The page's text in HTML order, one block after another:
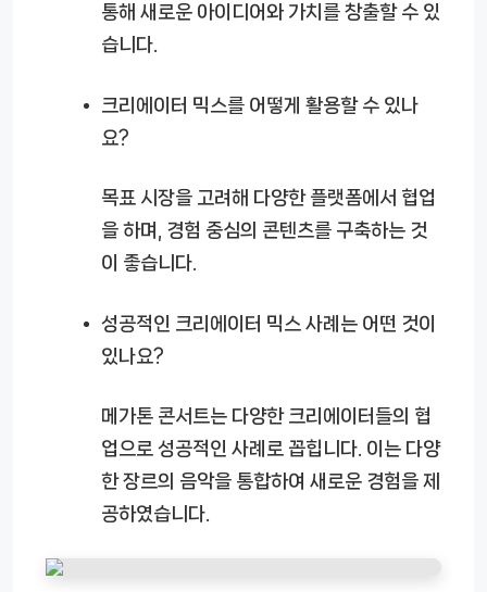
통해 새로운 아이디어와 가치를 창출할 수 있
습니다.
크리에이터 믹스를 어떻게 활용할 수 있나
요?
목표 시장을 고려해 다양한 플랫폼에서 협업
을 하며, 경험 중심의 콘텐츠를 구축하는 것
이 좋습니다.
성공적인 크리에이터 믹스 사례는 어떤 것이
있나요?
메가톤 콘서트는 다양한 크리에이터들의 협
업으로 성공적인 사례로 꼽힙니다. 이는 다양
한 장르의 음악을 통합하여 새로운 경험을 제
공하였습니다.